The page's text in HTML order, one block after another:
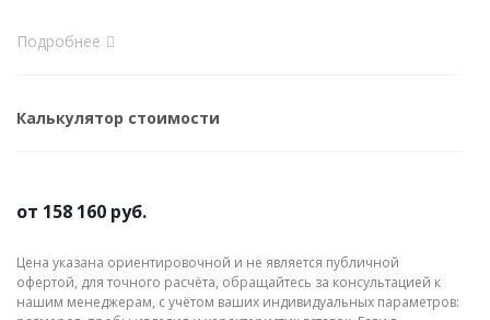
Подробнее
Калькулятор стоимости
от 158 160 руб.
Цена указана ориентировочной и не является публичной
офертой, для точного расчёта, обращайтесь за консультацией к
нашим менеджерам, с учётом ваших индивидуальных параметров: